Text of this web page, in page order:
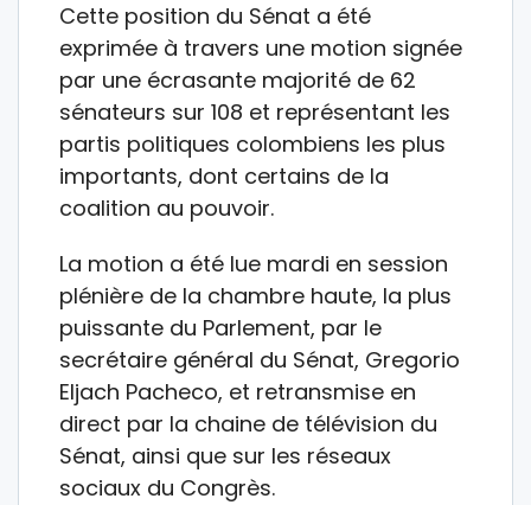
Cette position du Sénat a été
exprimée à travers une motion signée
par une écrasante majorité de 62
sénateurs sur 108 et représentant les
partis politiques colombiens les plus
importants, dont certains de la
coalition au pouvoir.
La motion a été lue mardi en session
plénière de la chambre haute, la plus
puissante du Parlement, par le
secrétaire général du Sénat, Gregorio
Eljach Pacheco, et retransmise en
direct par la chaine de télévision du
Sénat, ainsi que sur les réseaux
sociaux du Congrès.